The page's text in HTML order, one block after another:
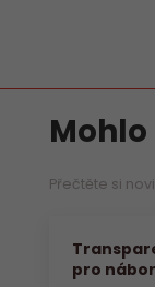
Přečtěte si
pro